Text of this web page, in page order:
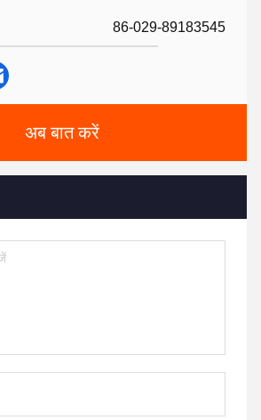
86-029-89183545
अब बात करें